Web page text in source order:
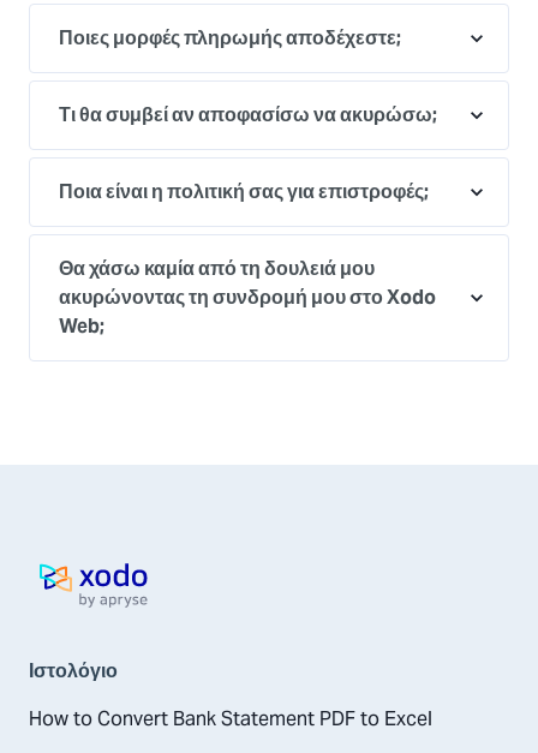
Ποιες μορφές πληρωμής αποδέχεστε;
Τι θα συμβεί αν αποφασίσω να ακυρώσω;
Ποια είναι η πολιτική σας για επιστροφές;
Θα χάσω καμία από τη δουλειά μου
ακυρώνοντας τη συνδρομή μου στο Xodo
Web;
Αρχική σελίδα
Ιστολόγιο
How to Convert Bank Statement PDF to Excel